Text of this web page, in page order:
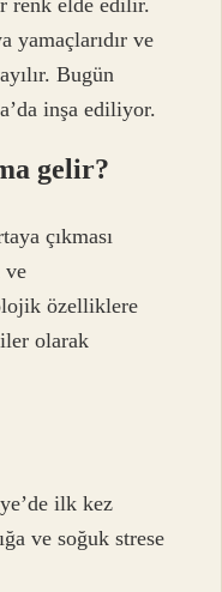
yamaçlarıdır ve
Bugün
inşa ediliyor.
gelir?
çıkması
ve
özelliklere
olarak
ilk kez
ve soğuk strese